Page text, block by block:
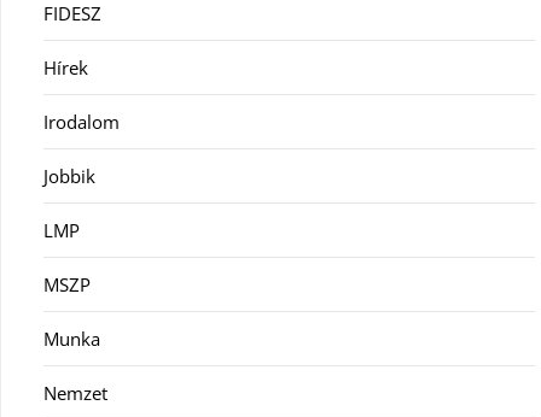
FIDESZ
Hírek
Irodalom
Jobbik
LMP
MSZP
Munka
Nemzet